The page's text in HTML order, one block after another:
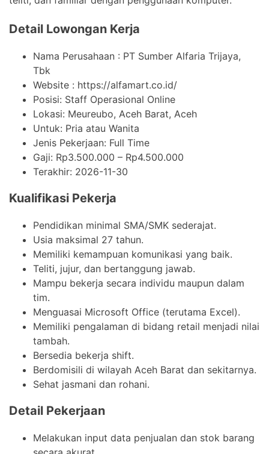
Detail Lowongan Kerja
Nama Perusahaan : PT Sumber Alfaria Trijaya,
Tbk
Website : https://alfamart.co.id/
Posisi: Staff Operasional Online
Lokasi: Meureubo, Aceh Barat, Aceh
Untuk: Pria atau Wanita
Jenis Pekerjaan: Full Time
Gaji: Rp3.500.000 – Rp4.500.000
Terakhir: 2026-11-30
Kualifikasi Pekerja
Pendidikan minimal SMA/SMK sederajat.
Usia maksimal 27 tahun.
Memiliki kemampuan komunikasi yang baik.
Teliti, jujur, dan bertanggung jawab.
Mampu bekerja secara individu maupun dalam
tim.
Menguasai Microsoft Office (terutama Excel).
Memiliki pengalaman di bidang retail menjadi nilai
tambah.
Bersedia bekerja shift.
Berdomisili di wilayah Aceh Barat dan sekitarnya.
Sehat jasmani dan rohani.
Detail Pekerjaan
Melakukan input data penjualan dan stok barang